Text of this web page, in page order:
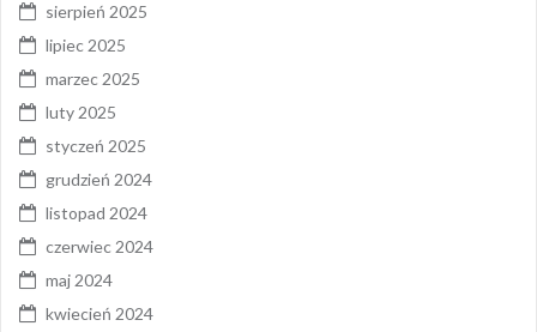
sierpień 2025
lipiec 2025
marzec 2025
luty 2025
styczeń 2025
grudzień 2024
listopad 2024
czerwiec 2024
maj 2024
kwiecień 2024